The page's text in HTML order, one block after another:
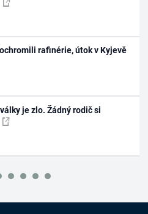
rafinérie, útok v Kyjevě
je zlo. Žádný rodič si